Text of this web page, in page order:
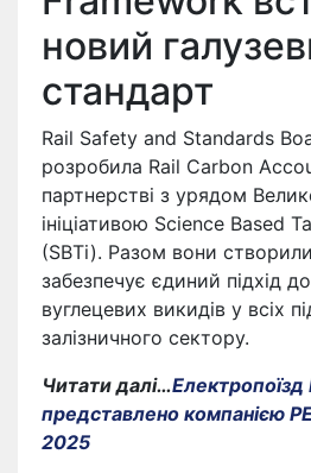
новий
стандарт
Rail Safety and Standards
розробила Rail Carbon
партнерстві з урядом
ініціативою Science Based
(SBTi). Разом вони
забезпечує єдиний підхід до
вуглецевих викидів у всіх
залізничного сектору.
Читати далі…
представлено компанією
2025